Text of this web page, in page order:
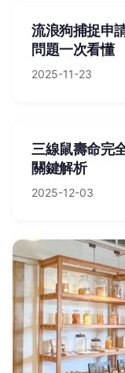
流浪狗捕捉申
問題一次看懂
2025-11-23
三線鼠壽命完
關鍵解析
2025-12-03